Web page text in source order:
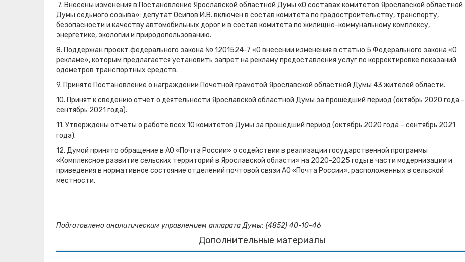
7. Внесены изменения в Постановление Ярославской областной Думы «О составах комитетов Ярославской областной
Думы седьмого созыва»: депутат Осипов И.В. включен в состав комитета по градостроительству, транспорту,
безопасности и качеству автомобильных дорог и в состав комитета по жилищно-коммунальному комплексу,
энергетике, экологии и природопользованию.
8. Поддержан проект федерального закона № 1201524-7 «О внесении изменения в статью 5 Федерального закона «О
рекламе», которым предлагается установить запрет на рекламу предоставления услуг по корректировке показаний
одометров транспортных средств.
9. Принято Постановление о награждении Почетной грамотой Ярославской областной Думы 43 жителей области.
10. Принят к сведению отчет о деятельности Ярославской областной Думы за прошедший период (октябрь 2020 года –
сентябрь 2021 года).
11. Утверждены отчеты о работе всех 10 комитетов Думы за прошедший период (октябрь 2020 года – сентябрь 2021
года).
12. Думой принято обращение в АО «Почта России» о содействии в реализации государственной программы
«Комплексное развитие сельских территорий в Ярославской области» на 2020-2025 годы в части модернизации и
приведения в нормативное состояние отделений почтовой связи АО «Почта России», расположенных в сельской
местности.
Подготовлено аналитическим управлением аппарата Думы: (4852) 40-10-46
Дополнительные материалы